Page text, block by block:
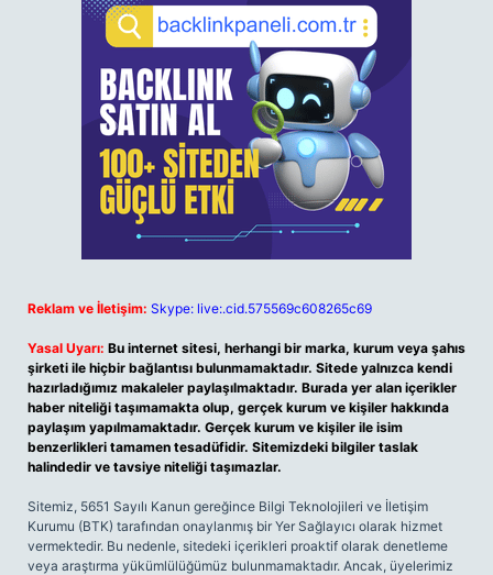
Reklam ve İletişim: Skype: live:.cid.575569c608265c69
Yasal Uyarı: Bu internet sitesi, herhangi bir marka, kurum veya şahıs
şirketi ile hiçbir bağlantısı bulunmamaktadır. Sitede yalnızca kendi
hazırladığımız makaleler paylaşılmaktadır. Burada yer alan içerikler
haber niteliği taşımamakta olup, gerçek kurum ve kişiler hakkında
paylaşım yapılmamaktadır. Gerçek kurum ve kişiler ile isim
benzerlikleri tamamen tesadüfidir. Sitemizdeki bilgiler taslak
halindedir ve tavsiye niteliği taşımazlar.
Sitemiz, 5651 Sayılı Kanun gereğince Bilgi Teknolojileri ve İletişim
Kurumu (BTK) tarafından onaylanmış bir Yer Sağlayıcı olarak hizmet
vermektedir. Bu nedenle, sitedeki içerikleri proaktif olarak denetleme
veya araştırma yükümlülüğümüz bulunmamaktadır. Ancak, üyelerimiz